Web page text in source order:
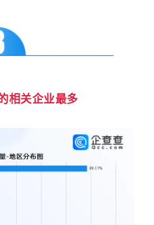
相关企业最多